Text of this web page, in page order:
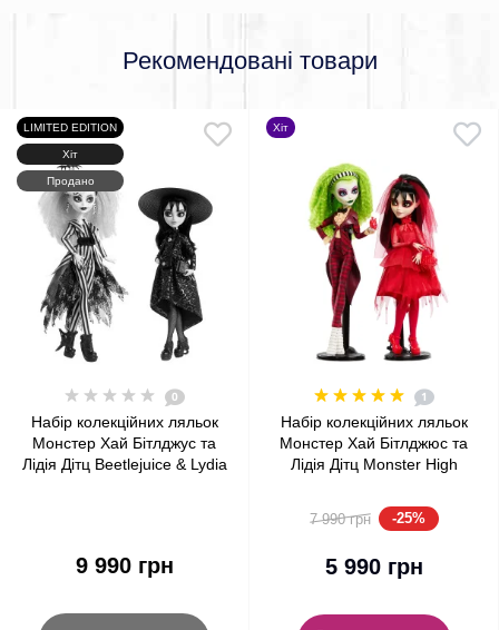
Рекомендовані товари
LIMITED EDITION
Хіт
Продано
0
Набір колекційних ляльок
Монстер Хай Бітлджус та
Лідія Дітц Beetlejuice & Lydia
9 990 грн
Хіт
1
Набір колекційних ляльок
Монстер Хай Бітлджюс та
Лідія Дітц Monster High
Deetz Mattel (HYV96)
7 990 грн -25%
5 990 грн